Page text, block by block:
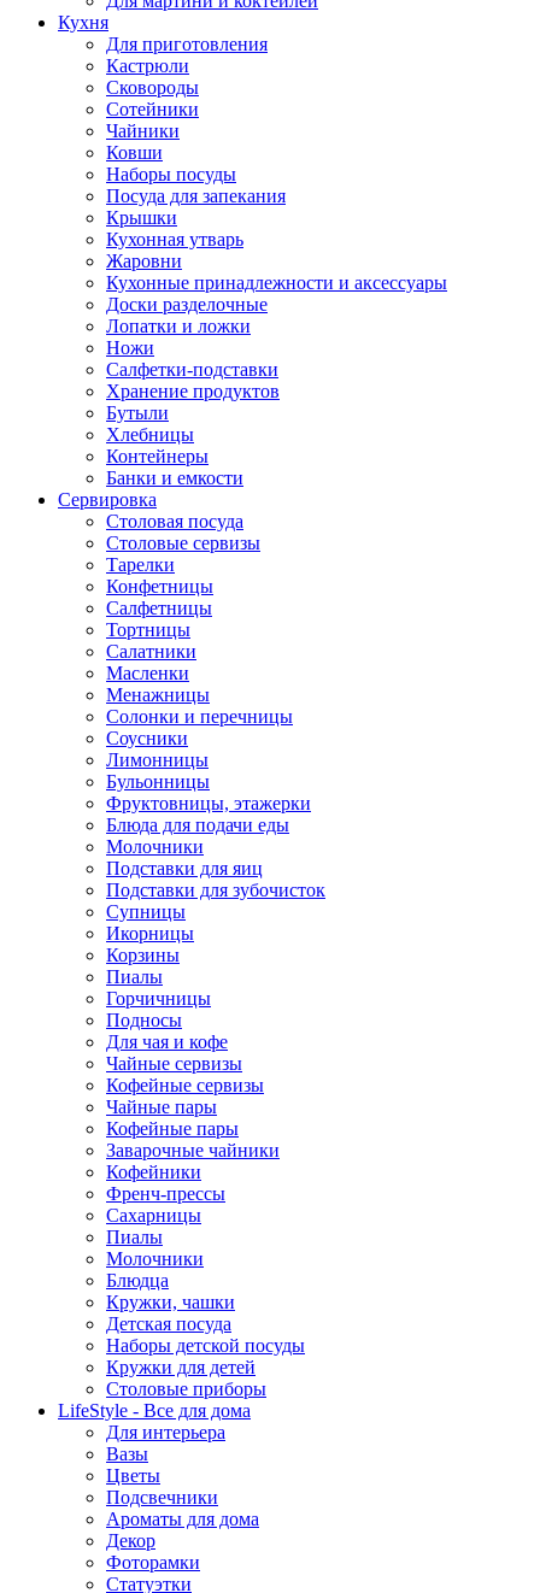
Кухня
Для приготовления
Кастрюли
Сковороды
Сотейники
Чайники
Ковши
Наборы посуды
Посуда для запекания
Крышки
Кухонная утварь
Жаровни
Кухонные принадлежности и аксессуары
Доски разделочные
Лопатки и ложки
Ножи
Салфетки-подставки
Хранение продуктов
Бутыли
Хлебницы
Контейнеры
Банки и емкости
Сервировка
Столовая посуда
Столовые сервизы
Тарелки
Конфетницы
Салфетницы
Тортницы
Салатники
Масленки
Менажницы
Солонки и перечницы
Соусники
Лимонницы
Бульонницы
Фруктовницы, этажерки
Блюда для подачи еды
Молочники
Подставки для яиц
Подставки для зубочисток
Супницы
Икорницы
Корзины
Пиалы
Горчичницы
Подносы
Для чая и кофе
Чайные сервизы
Кофейные сервизы
Чайные пары
Кофейные пары
Заварочные чайники
Кофейники
Френч-прессы
Сахарницы
Пиалы
Молочники
Блюдца
Кружки, чашки
Детская посуда
Наборы детской посуды
Кружки для детей
Столовые приборы
LifeStyle - Все для дома
Для интерьера
Вазы
Цветы
Подсвечники
Ароматы для дома
Декор
Фоторамки
Статуэтки